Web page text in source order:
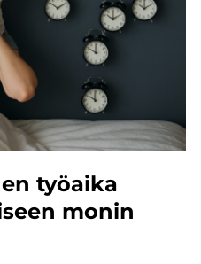
työaika
monin